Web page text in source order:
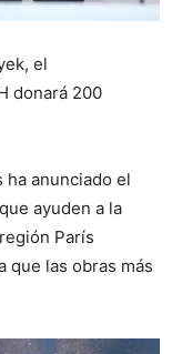
el
donará 200
anunciado el
ayuden a la
París
que las obras más